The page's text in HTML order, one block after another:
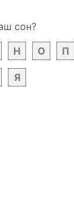
сон?
Н О П
Я